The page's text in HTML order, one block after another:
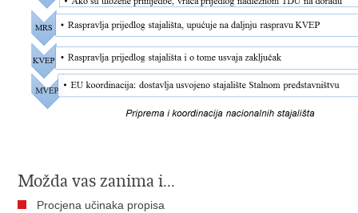
Možda vas zanima i...
Procjena učinaka propisa